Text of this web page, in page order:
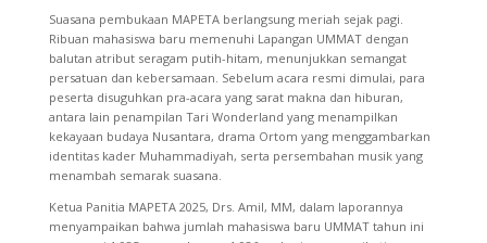
Suasana pembukaan MAPETA berlangsung meriah sejak pagi.
Ribuan mahasiswa baru memenuhi Lapangan UMMAT dengan
balutan atribut seragam putih-hitam, menunjukkan semangat
persatuan dan kebersamaan. Sebelum acara resmi dimulai, para
peserta disuguhkan pra-acara yang sarat makna dan hiburan,
antara lain penampilan Tari Wonderland yang menampilkan
kekayaan budaya Nusantara, drama Ortom yang menggambarkan
identitas kader Muhammadiyah, serta persembahan musik yang
menambah semarak suasana.
Ketua Panitia MAPETA 2025, Drs. Amil, MM, dalam laporannya
menyampaikan bahwa jumlah mahasiswa baru UMMAT tahun ini